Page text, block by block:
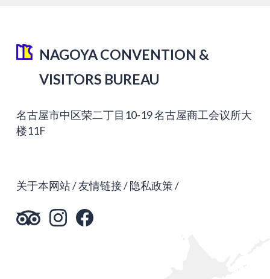
NAGOYA CONVENTION &
VISITORS BUREAU
名古屋市中区荣二丁目10-19 名古屋商工会议所大
楼11F
关于本网站 友情链接 隐私政策